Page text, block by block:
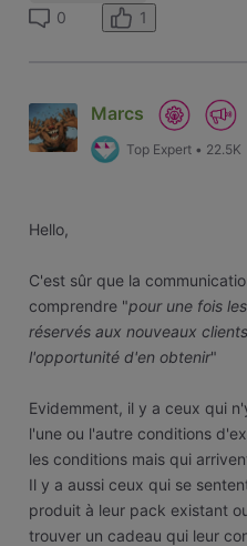
0 1
Marcs
Top Expert • 22.5K
Hello,
C'est sûr que la
comprendre "pour une fois
réservés aux nouveaux
l'opportunité d'en obtenir"
Evidemment, il y a ceux qui
l'une ou l'autre conditions
les conditions mais qui
Il y a aussi ceux qui se
produit à leur pack existant
trouver un cadeau qui leur